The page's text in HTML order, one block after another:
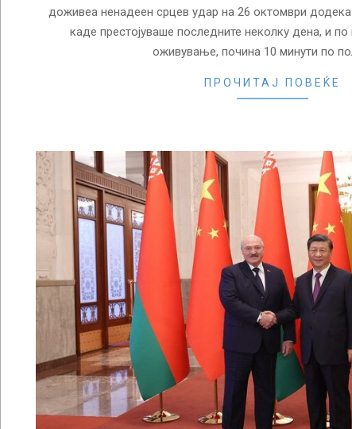
доживеа ненадеен срцев удар на 26 октомври
каде престојуваше последните неколку дена, и
оживување, почина 10 минути по
ПРОЧИТАЈ ПОВЕЌЕ